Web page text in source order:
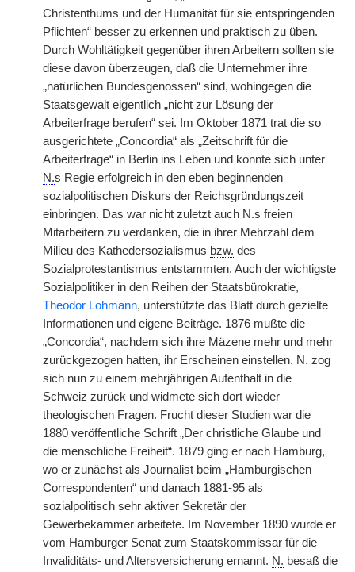
Christenthums und der Humanität für sie entspringenden
Pflichten“ besser zu erkennen und praktisch zu üben.
Durch Wohltätigkeit gegenüber ihren Arbeitern sollten sie
diese davon überzeugen, daß die Unternehmer ihre
„natürlichen Bundesgenossen“ sind, wohingegen die
Staatsgewalt eigentlich „nicht zur Lösung der
Arbeiterfrage berufen“ sei. Im Oktober 1871 trat die so
ausgerichtete „Concordia“ als „Zeitschrift für die
Arbeiterfrage“ in Berlin ins Leben und konnte sich unter
N.s Regie erfolgreich in den eben beginnenden
sozialpolitischen Diskurs der Reichsgründungszeit
einbringen. Das war nicht zuletzt auch N.s freien
Mitarbeitern zu verdanken, die in ihrer Mehrzahl dem
Milieu des Kathedersozialismus bzw. des
Sozialprotestantismus entstammten. Auch der wichtigste
Sozialpolitiker in den Reihen der Staatsbürokratie,
Theodor Lohmann, unterstützte das Blatt durch gezielte
Informationen und eigene Beiträge. 1876 mußte die
„Concordia“, nachdem sich ihre Mäzene mehr und mehr
zurückgezogen hatten, ihr Erscheinen einstellen. N. zog
sich nun zu einem mehrjährigen Aufenthalt in die
Schweiz zurück und widmete sich dort wieder
theologischen Fragen. Frucht dieser Studien war die
1880 veröffentliche Schrift „Der christliche Glaube und
die menschliche Freiheit“. 1879 ging er nach Hamburg,
wo er zunächst als Journalist beim „Hamburgischen
Correspondenten“ und danach 1881-95 als
sozialpolitisch sehr aktiver Sekretär der
Gewerbekammer arbeitete. Im November 1890 wurde er
vom Hamburger Senat zum Staatskommissar für die
Invaliditäts- und Altersversicherung ernannt. N. besaß die